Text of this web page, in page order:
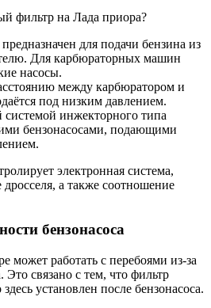
для подачи бензина из
Для карбюраторных машин
насосы.
между карбюратором и
под низким давлением.
инжекторного типа
бензонасосами, подающими
электронная система,
а также соотношение
бензонасоса
может работать с перебоями из-за
Это связано с тем, что фильтр
установлен после бензонасоса.